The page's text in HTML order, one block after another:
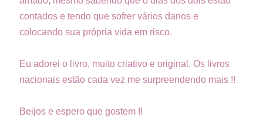
contados e tendo que sofrer vários danos e
colocando sua própria vida em risco.
Eu adorei o livro, muito criativo e original. Os livros
nacionais estão cada vez me surpreendendo mais !!
Beijos e espero que gostem !!